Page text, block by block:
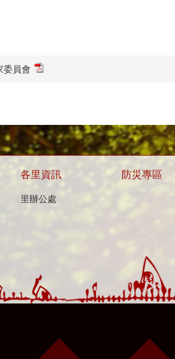
委員會
各里資訊
里辦公處
防災專區